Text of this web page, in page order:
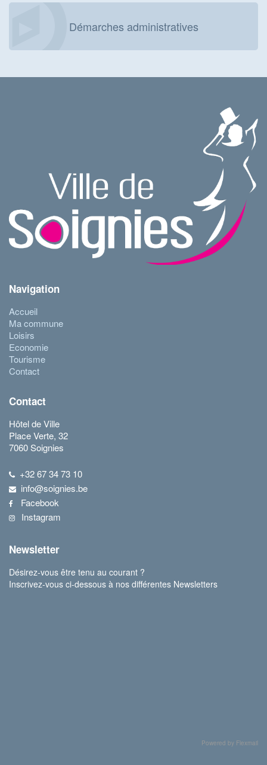
Démarches administratives
Navigation
Accueil
Ma commune
Loisirs
Economie
Tourisme
Contact
Contact
Hôtel de Ville
Place Verte, 32
7060 Soignies
+32 67 34 73 10
info@soignies.be
Facebook
Instagram
Newsletter
Désirez-vous être tenu au courant ?
Inscrivez-vous ci-dessous à nos différentes Newsletters
Powered by Flexmail